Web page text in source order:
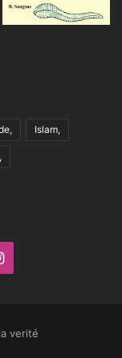
Islam,
Instagram
verité